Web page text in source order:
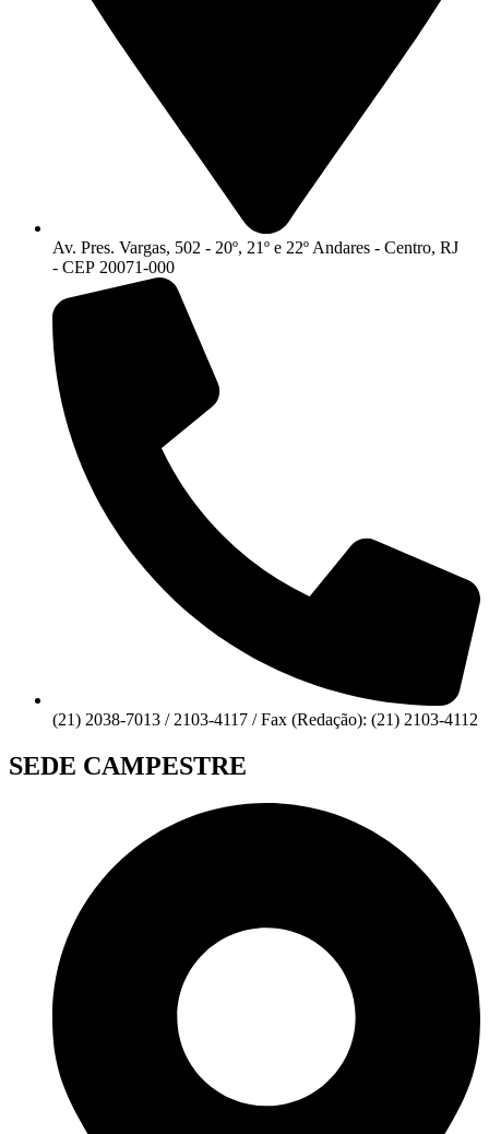
Av. Pres. Vargas, 502 - 20º, 21º e 22º Andares - Centro, RJ
- CEP 20071-000
(21) 2038-7013 / 2103-4117 / Fax (Redação): (21) 2103-4112
SEDE CAMPESTRE